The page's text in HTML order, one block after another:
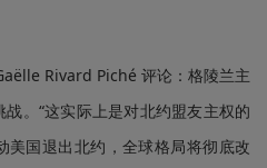
Rivard Piché 评论：格陵兰主
。“这实际上是对北约盟友主权的
美国退出北约，全球格局将彻底改